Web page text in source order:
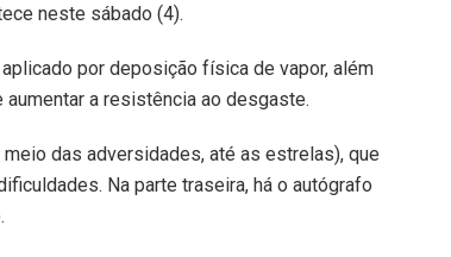
neste sábado (4).
por deposição física de vapor, além
aumentar a resistência ao desgaste.
meio das adversidades, até as estrelas), que
Na parte traseira, há o autógrafo